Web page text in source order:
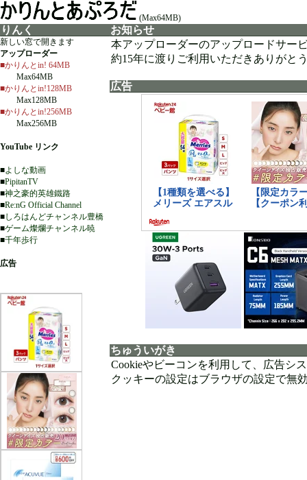
(Max64MB)
りんく
新しい窓で開きます
アップローダー
■かりんとin! 64MB
Max64MB
■かりんとin!128MB
Max128MB
■かりんとin!256MB
Max256MB
YouTube リンク
■よしな動画
■PipitanTV
■神之豪的英雄鐵路
■Re:nG Official Channel
■しろはんどチャンネル豊橋
■ゲーム燦爛チャンネル暁
■千年歩行
広告
お知らせ
本アップローダーのアップロードサー
約15年に渡りご利用いただきありがと
広告
ちゅういがき
Cookieやビーコンを利用して、広告シ
クッキーの設定はブラウザの設定で無